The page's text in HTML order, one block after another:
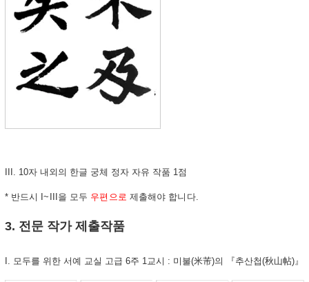
III. 10자 내외의 한글 궁체 정자 자유 작품 1점
* 반드시 I~III을 모두 우편으로 제출해야 합니다.
3. 전문 작가 제출작품
I. 모두를 위한 서예 교실 고급 6주 1교시 : 미불(米芾)의 『추산첩(秋山帖)』